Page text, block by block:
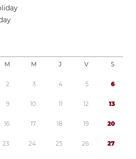
M M J V S
2 3 4 5 6
9 10 11 12 13
16 17 18 19 20
23 24 25 26 27